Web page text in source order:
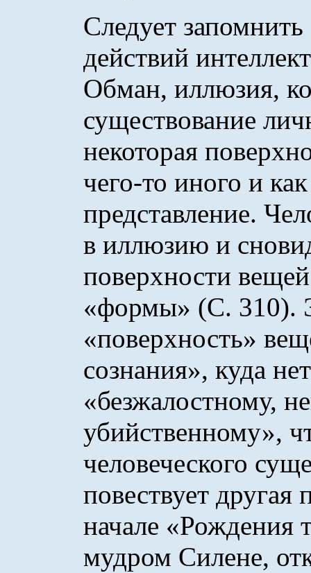
Следует
действий
Обман, иллюзия,
существование
некоторая
чего-то иного и
представление.
в иллюзию и
поверхности
«формы» (С. 310).
«поверхность»
сознания», куда
«безжалостному,
убийственному»,
человеческого
повествует другая
начале «Рождения
мудром Силене,